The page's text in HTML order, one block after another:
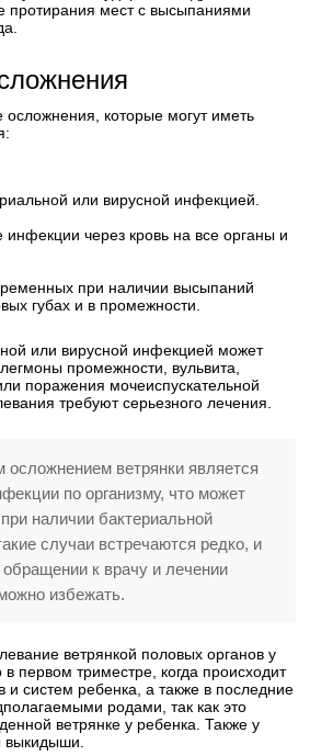
протирания мест с высыпаниями
которые могут иметь
или вирусной инфекцией.
инфекции через кровь на все органы и
при наличии высыпаний
губах и в промежности.
или вирусной инфекцией может
промежности, вульвита,
поражения мочеиспускательной
требуют серьезного лечения.
ветрянки является
по организму, что может
наличии бактериальной
случаи встречаются редко, и
к врачу и лечении
избежать.
ветрянкой половых органов у
первом триместре, когда происходит
систем ребенка, а также в последние
родами, так как это
ветрянке у ребенка. Также у